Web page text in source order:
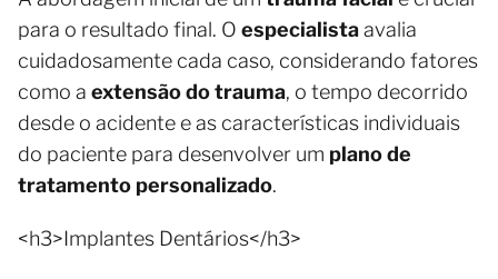
para o resultado final. O especialistaavalia
cuidadosamente cada caso, considerando fatores
como a extensão do trauma, o tempo decorrido
desde o acidente e as características individuais
do paciente para desenvolver um plano de
tratamento personalizado.
<h3>Implantes Dentários</h3>